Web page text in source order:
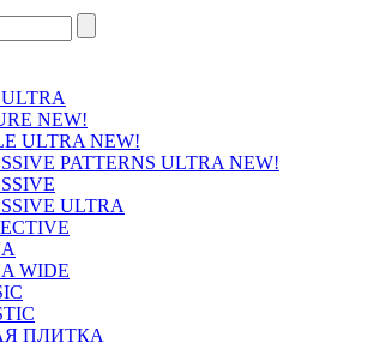
NEW!
ULTRA NEW!
PATTERNS ULTRA NEW!
ULTRA
WIDE
ПЛИТКА